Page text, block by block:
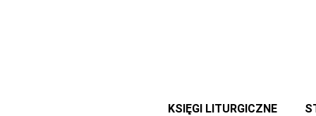
KSIĘGI LITURGICZNE